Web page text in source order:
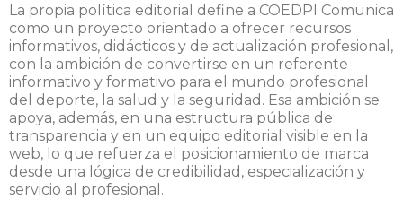
La propia política editorial define a COEDPI Comunica
como un proyecto orientado a ofrecer recursos
informativos, didácticos y de actualización profesional,
con la ambición de convertirse en un referente
informativo y formativo para el mundo profesional
del deporte, la salud y la seguridad. Esa ambición se
apoya, además, en una estructura pública de
transparencia y en un equipo editorial visible en la
web, lo que refuerza el posicionamiento de marca
desde una lógica de credibilidad, especialización y
servicio al profesional.